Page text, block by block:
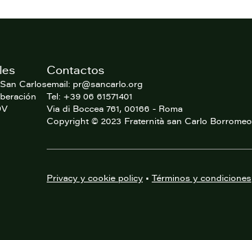
Carlos
Contactos
email: pr@sancarlo.org
Tel: +39 06 61571401
Via di Boccea 761, 00166 - Roma
Copyright © 2023 Fraternità san Carlo Borromeo
Privacy y cookie policy • Términos y condiciones